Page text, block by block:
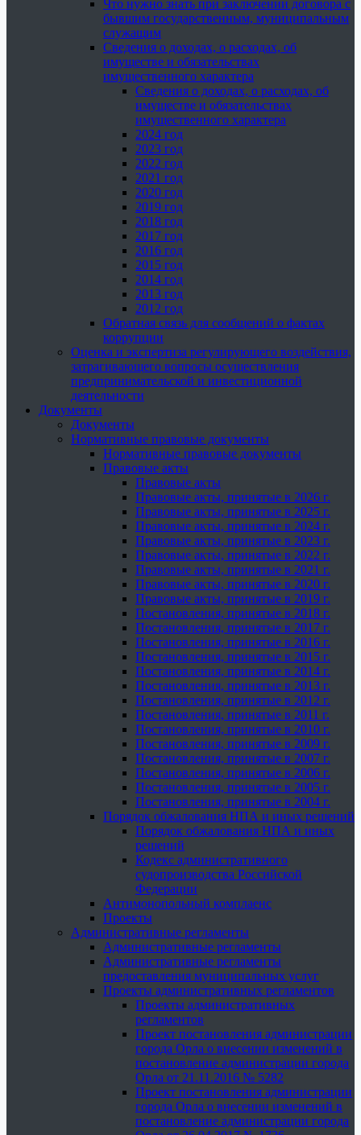
Что нужно знать при заключении договора с
бывшим государственным, муниципальным
служащим
Сведения о доходах, о расходах, об
имуществе и обязательствах
имущественного характера
Сведения о доходах, о расходах, об
имуществе и обязательствах
имущественного характера
2024 год
2023 год
2022 год
2021 год
2020 год
2019 год
2018 год
2017 год
2016 год
2015 год
2014 год
2013 год
2012 год
Обратная связь для сообщений о фактах
коррупции
Оценка и экспертиза регулирующего воздействия,
затрагивающего вопросы осуществления
предпринимательской и инвестиционной
деятельности
Документы
Документы
Нормативные правовые документы
Нормативные правовые документы
Правовые акты
Правовые акты
Правовые акты, принятые в 2026 г.
Правовые акты, принятые в 2025 г.
Правовые акты, принятые в 2024 г.
Правовые акты, принятые в 2023 г.
Правовые акты, принятые в 2022 г.
Правовые акты, принятые в 2021 г.
Правовые акты, принятые в 2020 г.
Правовые акты, принятые в 2019 г.
Постановления, принятые в 2018 г.
Постановления, принятые в 2017 г.
Постановления, принятые в 2016 г.
Постановления, принятые в 2015 г.
Постановления, принятые в 2014 г.
Постановления, принятые в 2013 г.
Постановления, принятые в 2012 г.
Постановления, принятые в 2011 г.
Постановления, принятые в 2010 г.
Постановления, принятые в 2009 г.
Постановления, принятые в 2007 г.
Постановления, принятые в 2006 г.
Постановления, принятые в 2005 г.
Постановления, принятые в 2004 г.
Порядок обжалования НПА и иных решений
Порядок обжалования НПА и иных
решений
Кодекс административного
судопроизводства Российской
Федерации
Антимонопольный комплаенс
Проекты
Административные регламенты
Административные регламенты
Административные регламенты
предоставления муниципальных услуг
Проекты административных регламентов
Проекты административных
регламентов
Проект постановления администрации
города Орла о внесении изменений в
постановление администрации города
Орла от 21.11.2016 № 5282
Проект постановления администрации
города Орла о внесении изменений в
постановление администрации города